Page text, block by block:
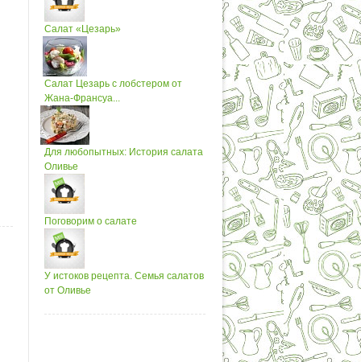
Салат «Цезарь»
Салат Цезарь с лобстером от
Жана-Франсуа...
Для любопытных: История салата
Оливье
Поговорим о салате
У истоков рецепта. Семья салатов
от Оливье